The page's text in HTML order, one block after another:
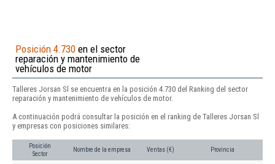
Posición 4.730 en el sector
reparación y mantenimiento de
vehículos de motor
Talleres Jorsan Sl se encuentra en la posición 4.730 del Ranking del sector
reparación y mantenimiento de vehículos de motor.
A continuación podrá consultar la posición en el ranking de Talleres Jorsan Sl
y empresas con posiciones similares:
Posición
Sector
Nombre de la empresa Ventas (€) Provincia